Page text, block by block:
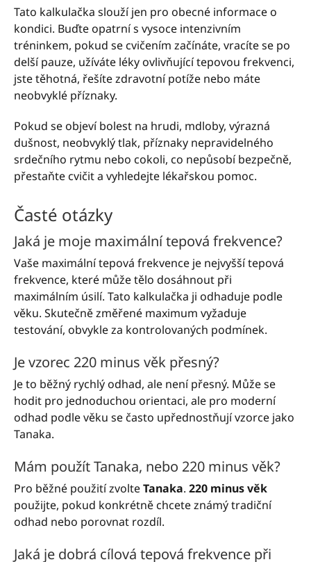
Tato kalkulačka slouží jen pro obecné informace o
kondici. Buďte opatrní s vysoce intenzivním
tréninkem, pokud se cvičením začínáte, vracíte se po
delší pauze, užíváte léky ovlivňující tepovou frekvenci,
jste těhotná, řešíte zdravotní potíže nebo máte
neobvyklé příznaky.
Pokud se objeví bolest na hrudi, mdloby, výrazná
dušnost, neobvyklý tlak, příznaky nepravidelného
srdečního rytmu nebo cokoli, co nepůsobí bezpečně,
přestaňte cvičit a vyhledejte lékařskou pomoc.
Časté otázky
Jaká je moje maximální tepová frekvence?
Vaše maximální tepová frekvence je nejvyšší tepová
frekvence, které může tělo dosáhnout při
maximálním úsilí. Tato kalkulačka ji odhaduje podle
věku. Skutečně změřené maximum vyžaduje
testování, obvykle za kontrolovaných podmínek.
Je vzorec 220 minus věk přesný?
Je to běžný rychlý odhad, ale není přesný. Může se
hodit pro jednoduchou orientaci, ale pro moderní
odhad podle věku se často upřednostňují vzorce jako
Tanaka.
Mám použít Tanaka, nebo 220 minus věk?
Pro běžné použití zvolteTanaka. 220 minus věk
použijte, pokud konkrétně chcete známý tradiční
odhad nebo porovnat rozdíl.
Jaká je dobrá cílová tepová frekvence při